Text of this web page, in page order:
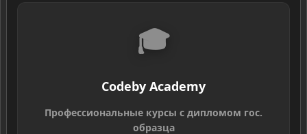
🎓
Codeby Academy
Профессиональные курсы с дипломом гос.
образца